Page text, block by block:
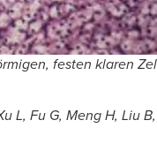
festen klaren
L, Fu G, Meng H, Liu